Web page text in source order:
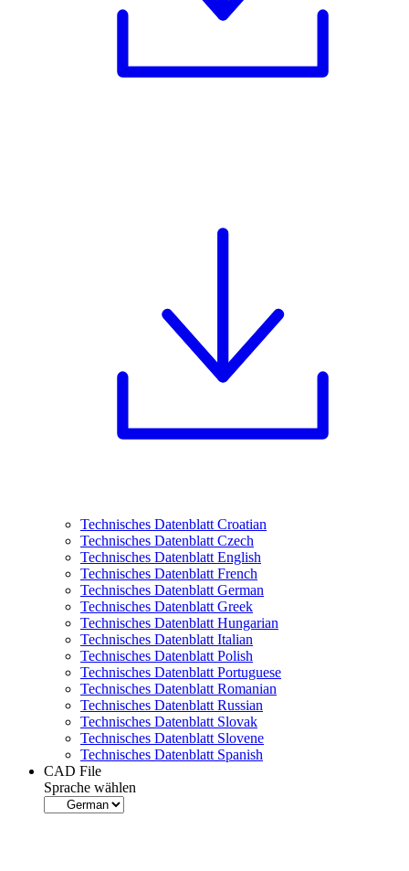
Technisches Datenblatt Croatian
Technisches Datenblatt Czech
Technisches Datenblatt English
Technisches Datenblatt French
Technisches Datenblatt German
Technisches Datenblatt Greek
Technisches Datenblatt Hungarian
Technisches Datenblatt Italian
Technisches Datenblatt Polish
Technisches Datenblatt Portuguese
Technisches Datenblatt Romanian
Technisches Datenblatt Russian
Technisches Datenblatt Slovak
Technisches Datenblatt Slovene
Technisches Datenblatt Spanish
CAD File
Sprache wählen